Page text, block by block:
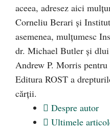
aceea, adresez aici
Corneliu Berari şi
asemenea, mulţumesc
dr. Michael Butler şi
Andrew P. Morris pentru
Editura ROST a
cărţii.
Despre autor
Ultimele